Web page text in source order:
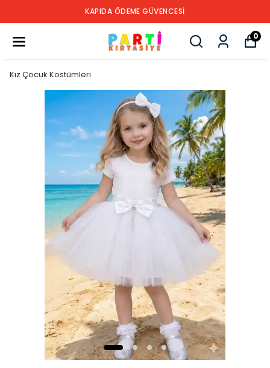
KAPIDA ÖDEME GÜVENCESİ
0
Kız Çocuk Kostümleri